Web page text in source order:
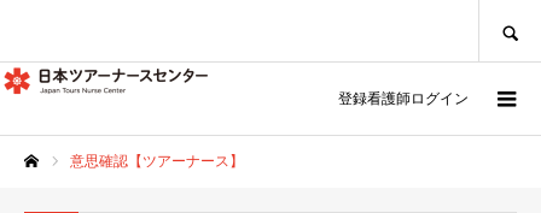
登録看護師ログイン
意思確認【ツアーナース】